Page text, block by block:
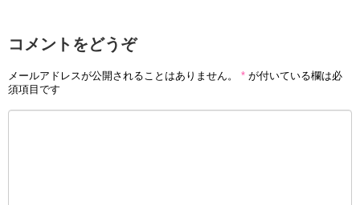
コメントをどうぞ
メールアドレスが公開されることはありません。 * が付いている欄は必
須項目です